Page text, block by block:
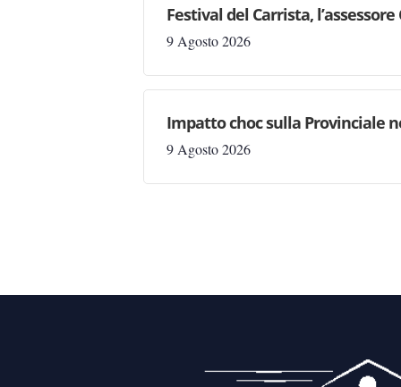
Festival del Carrista,
9 Agosto 2026
Impatto choc sulla Provinciale
9 Agosto 2026